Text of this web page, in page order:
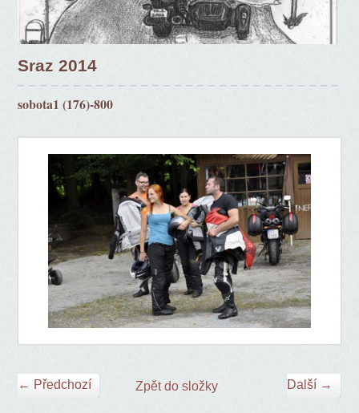
Sraz 2014
sobota1 (176)-800
← Předchozí Další →
Zpět do složky